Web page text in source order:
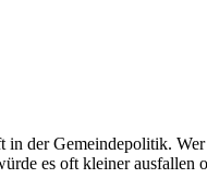
der Gemeindepolitik.
es oft kleiner